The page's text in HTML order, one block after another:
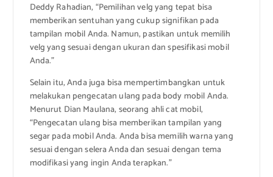
Deddy Rahadian, “Pemilihan velg yang tepat bisa
memberikan sentuhan yang cukup signifikan pada
tampilan mobil Anda. Namun, pastikan untuk memilih
velg yang sesuai dengan ukuran dan spesifikasi mobil
Anda.”
Selain itu, Anda juga bisa mempertimbangkan untuk
melakukan pengecatan ulang pada body mobil Anda.
Menurut Dian Maulana, seorang ahli cat mobil,
“Pengecatan ulang bisa memberikan tampilan yang
segar pada mobil Anda. Anda bisa memilih warna yang
sesuai dengan selera Anda dan sesuai dengan tema
modifikasi yang ingin Anda terapkan.”